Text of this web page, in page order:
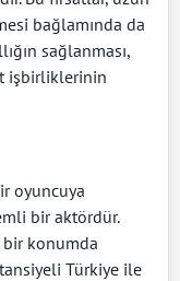
bağlamında da
sağlanması,
işbirliklerinin
oyuncuya
bir aktördür.
bir konumda
Türkiye ile